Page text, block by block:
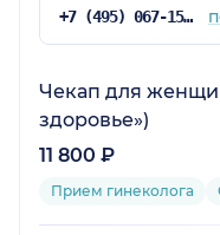
+7 (495) 067-15-02
Чекап для
здоровье»)
11 800 ₽
Прием гинеколога